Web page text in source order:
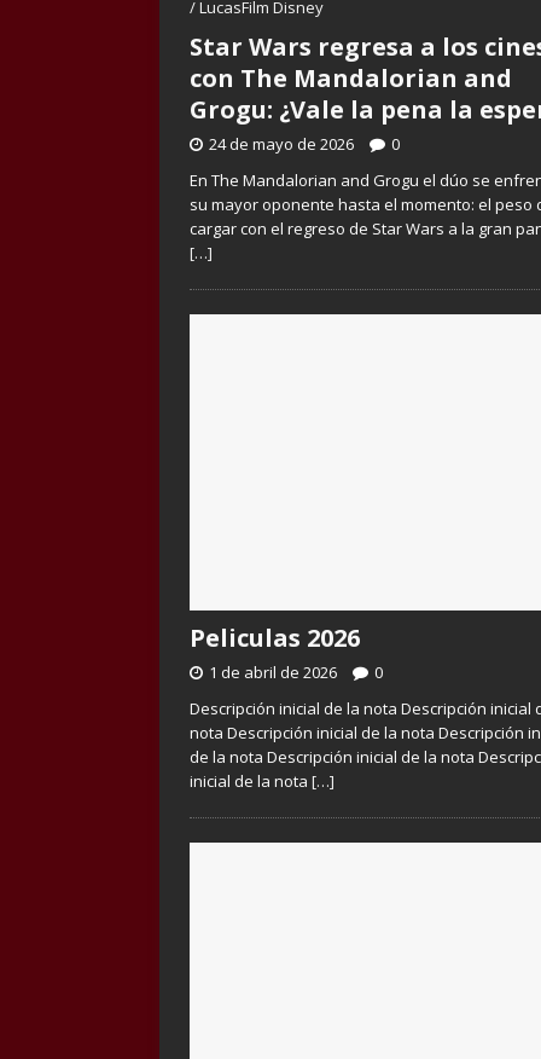
Star Wars regresa a los
con The Mandalorian and
Grogu: ¿Vale la pena la
24 de mayo de 2026
0
En The Mandalorian and Grogu el dúo se
su mayor oponente hasta el momento: el peso
cargar con el regreso de Star Wars a la gran
[…]
Peliculas 2026
1 de abril de 2026
0
Descripción inicial de la nota Descripción inicial
nota Descripción inicial de la nota Descripción
de la nota Descripción inicial de la nota
inicial de la nota […]